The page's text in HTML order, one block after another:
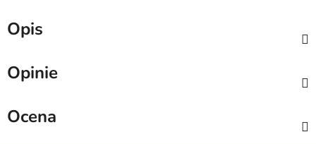
Opis
Opinie
Ocena